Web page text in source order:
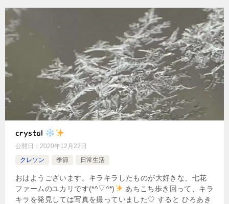
crystal
公開日： 2020年12月22日
クレソン
季節 日常生活
おはようございます。キラキラしたものが大好きな、七花
ファームのユカリです(*^▽^*)
あちこち歩き回って、キラ
キラを発見しては写真を撮っていました♡ すると ひろあき